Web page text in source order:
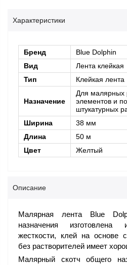
Характеристики
Бренд
Blue Dolphin
Вид
Лента клейкая
Тип
Клейкая лента
Назначение
Для
элементов и
штукатурных
Ширина
38 мм
Длина
50 м
Цвет
Желтый
Описание
Малярная лента Blue
назначения
жесткости, клей на основе
без растворителей имеет
Малярный скотч общего